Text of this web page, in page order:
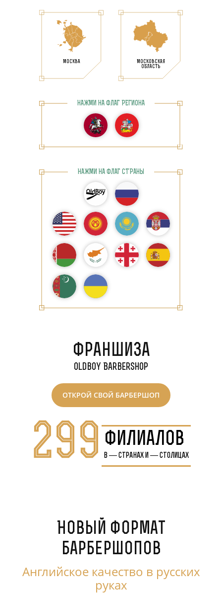
МОСКВА
МОСКОВСКАЯ
ОБЛАСТЬ
НАЖМИ НА ФЛАГ РЕГИОНА
НАЖМИ НА ФЛАГ СТРАНЫ
Франшиза
Oldboy Barbershop
ОТКРОЙ СВОЙ БАРБЕРШОП
299 филиалов
в—странах и—столицах
Новый формат
барбершопов
Английское качество в русских
руках